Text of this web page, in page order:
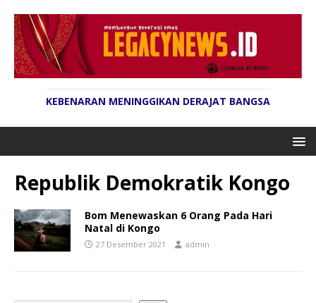
KEBENARAN MENINGGIKAN DERAJAT BANGSA
Republik Demokratik Kongo
Bom Menewaskan 6 Orang Pada Hari
Natal di Kongo
27 Desember 2021 admin